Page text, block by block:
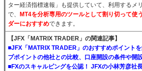
ター経済指標速報」も提供していて、利用するメ
で、
MT4を分析専用のツールとして割り切って使
ダーにおすすめできます。
【JFX「MATRIX TRADER」の関連記事】
■JFX「MATRIX TRADER」のおすすめポイント
プポイントの他社との比較、口座開設の条件や開
■FXのスキャルピングを公認！ JFXの小林芳彦社